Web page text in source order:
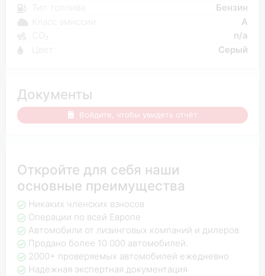
Бензин
A
n/a
Цвет
Серый
Документы
Войдите, чтобы увидеть отчёт
Откройте для себя наши
основные преимущества
Никаких членских взносов
Операции по всей Европе
Автомобили от лизинговых компаний и дилеров
Продано более 10 000 автомобилей.
2000+ проверяемых автомобилей ежедневно
Надежная экспертная документация